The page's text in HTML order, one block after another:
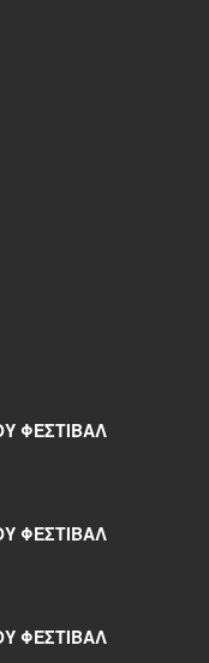
ΦΕΣΤΙΒΆΛ
ΦΕΣΤΙΒΆΛ
ΦΕΣΤΙΒΆΛ